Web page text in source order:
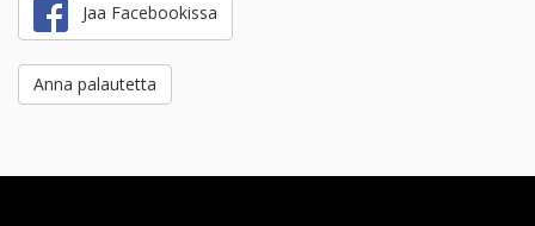
Jaa Facebookissa
Anna palautetta